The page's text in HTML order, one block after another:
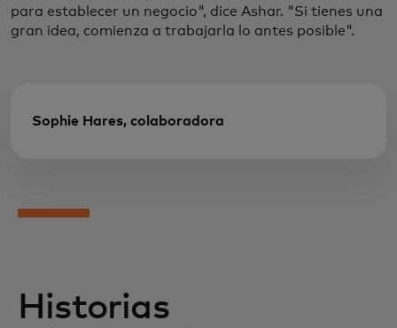
para establecer un negocio", dice Ashar. "Si tienes una
gran idea, comienza a trabajarla lo antes posible".
Sophie Hares, colaboradora
Historias